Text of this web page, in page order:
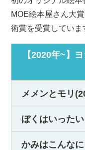
MOE絵本屋さん大
術賞を受賞していま
【2020年~】
メメンとモリ
ぼくはいった
かみはこんな